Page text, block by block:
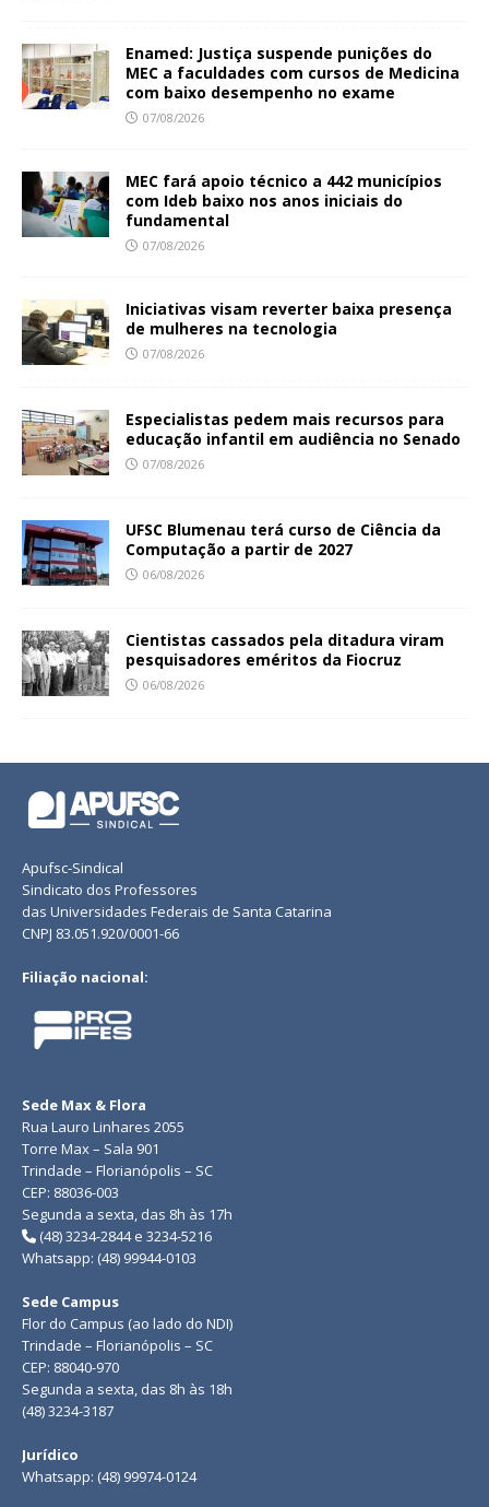
Enamed: Justiça suspende punições do
MEC a faculdades com cursos de Medicina
com baixo desempenho no exame
07/08/2026
MEC fará apoio técnico a 442 municípios
com Ideb baixo nos anos iniciais do
fundamental
07/08/2026
Iniciativas visam reverter baixa presença
de mulheres na tecnologia
07/08/2026
Especialistas pedem mais recursos para
educação infantil em audiência no Senado
07/08/2026
UFSC Blumenau terá curso de Ciência da
Computação a partir de 2027
06/08/2026
Cientistas cassados pela ditadura viram
pesquisadores eméritos da Fiocruz
06/08/2026
Apufsc-Sindical
Sindicato dos Professores
das Universidades Federais de Santa Catarina
CNPJ 83.051.920/0001-66
Filiação nacional:
Sede Max & Flora
Rua Lauro Linhares 2055
Torre Max – Sala 901
Trindade – Florianópolis – SC
CEP: 88036-003
Segunda a sexta, das 8h às 17h
(48) 3234-2844 e 3234-5216
Whatsapp: (48) 99944-0103
Sede Campus
Flor do Campus (ao lado do NDI)
Trindade – Florianópolis – SC
CEP: 88040-970
Segunda a sexta, das 8h às 18h
(48) 3234-3187
Jurídico
Whatsapp: (48) 99974-0124